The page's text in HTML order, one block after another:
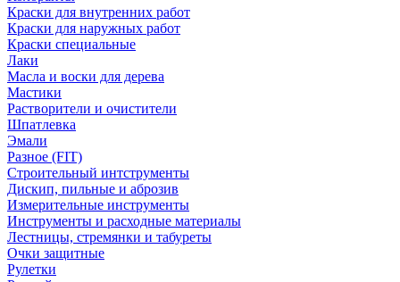
Краски для внутренних работ
Краски для наружных работ
Краски специальные
Лаки
Масла и воски для дерева
Мастики
Растворители и очистители
Шпатлевка
Эмали
Разное (FIT)
Строительный интструменты
Дискип, пильные и аброзив
Измерительные инструменты
Инструменты и расходные материалы
Лестницы, стремянки и табуреты
Очки защитные
Рулетки